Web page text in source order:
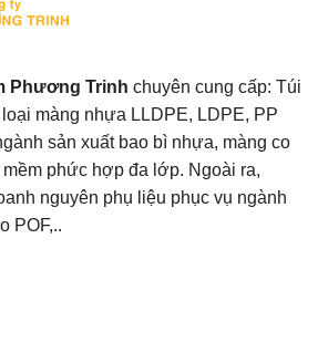
Phương Trinh chuyên cung cấp: Túi
màng nhựa LLDPE, LDPE, PP
sản xuất bao bì nhựa, màng co
phức hợp đa lớp. Ngoài ra,
nguyên phụ liệu phục vụ ngành
POF,..